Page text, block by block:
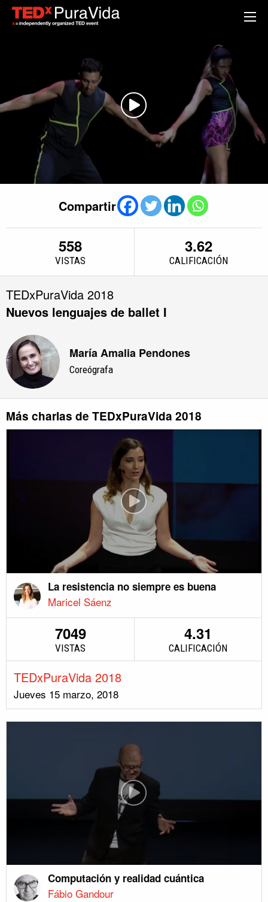
Compartir
558
VISTAS
3.62
CALIFICACIÓN
TEDxPuraVida 2018
Nuevos lenguajes de ballet I
María Amalia Pendones
Coreógrafa
Más charlas de TEDxPuraVida 2018
La resistencia no siempre es buena
Maricel Sáenz
7049
VISTAS
4.31
CALIFICACIÓN
TEDxPuraVida 2018
Jueves 15 marzo, 2018
Computación y realidad cuántica
Fábio Gandour